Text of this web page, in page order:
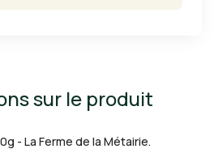
sur le produit
- La Ferme de la Métairie.